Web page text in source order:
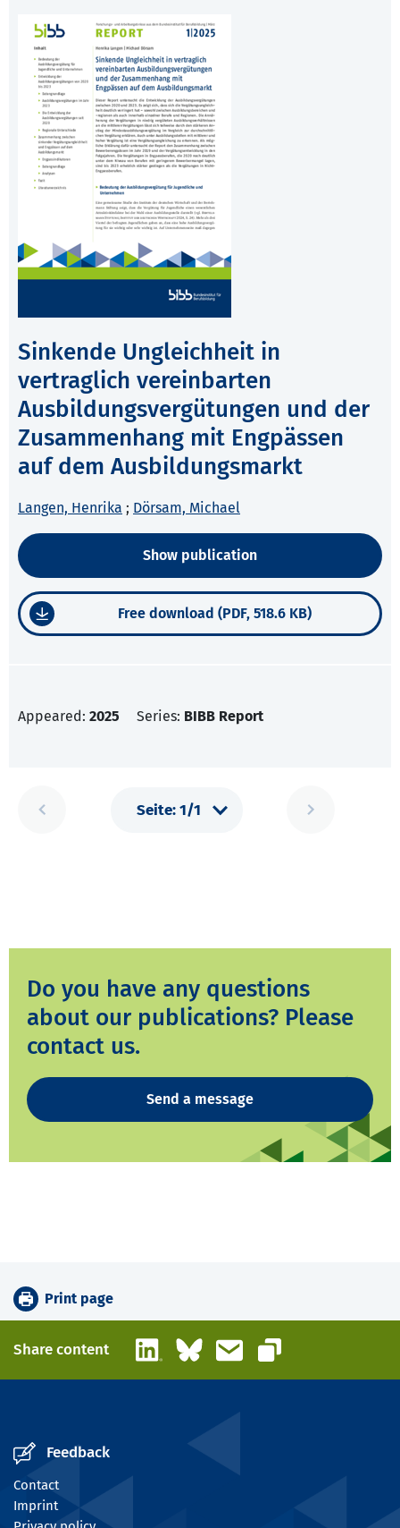
Sinkende Ungleichheit in
vertraglich vereinbarten
Ausbildungsvergütungen und der
Zusammenhang mit Engpässen
auf dem Ausbildungsmarkt
Langen, Henrika ; Dörsam, Michael
Show publication
Free download (PDF, 518.6 KB)
Appeared: 2025 Series: BIBB Report
Do you have any questions
about our publications? Please
contact us.
Send a message
Print page
Share content LinkedInBlueskyEmail
Copy link
Feedback
Contact
Imprint